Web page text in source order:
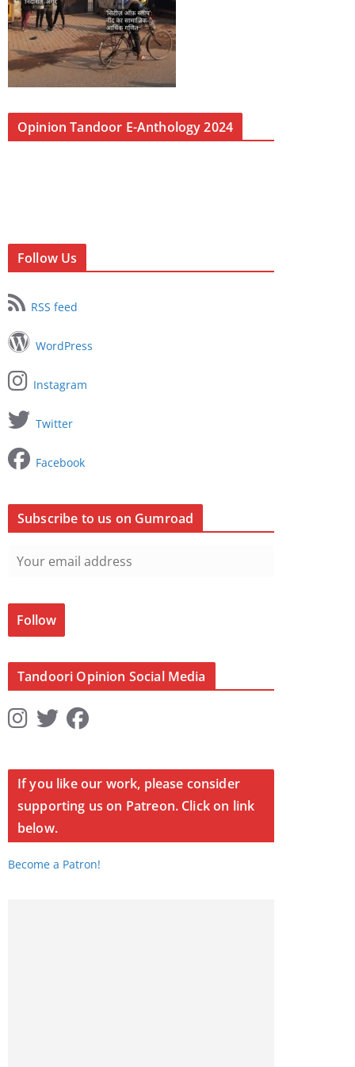
Opinion Tandoor E-Anthology 2024
Follow Us
RSS feed
WordPress
Instagram
Twitter
Facebook
Subscribe to us on Gumroad
Follow
Tandoori Opinion Social Media
If you like our work, please consider
supporting us on Patreon. Click on link
below.
Become a Patron!